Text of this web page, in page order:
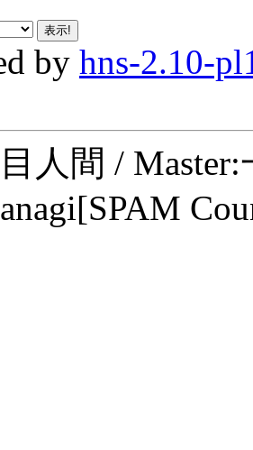
by hns-2.10-
人間 /